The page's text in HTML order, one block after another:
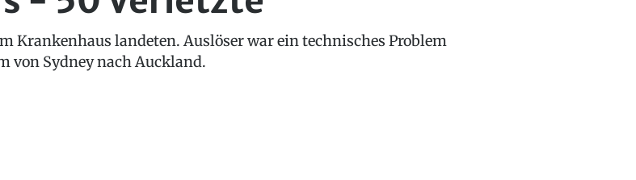
Krankenhaus landeten. Auslöser war ein technisches Problem
von Sydney nach Auckland.